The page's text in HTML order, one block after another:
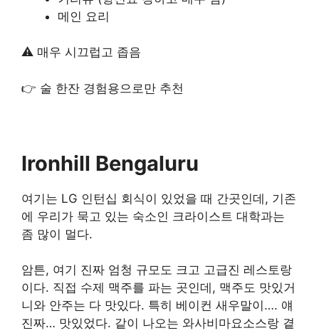
메인 요리
⚠ 매우 시끄럽고 좁음
👉 술 한잔 경험용으로만 추천
Ironhill Bengaluru
여기는 LG 인턴십 회식이 있었을 때 간곳인데, 기존
에 우리가 묵고 있는 숙소인 크라이스트 대학과는
좀 많이 멀다.
암튼, 여기 진짜 엄청 규모도 크고 고급진 레스토랑
이다. 직접 수제 맥주를 파는 곳인데, 맥주도 맛있거
니와 안주는 다 맛있다. 특히 베이컨 새우말이…. 얘
진짜… 맛있었다. 같이 나오는 와사비마요소스랑 곁